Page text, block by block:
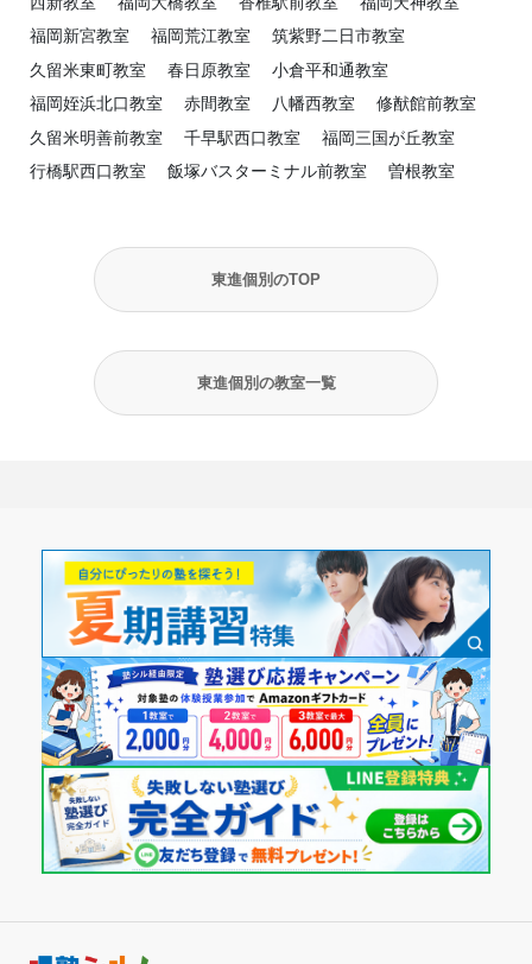
福岡新宮教室
福岡荒江教室
筑紫野二日市教室
久留米東町教室
春日原教室
小倉平和通教室
福岡姪浜北口教室
赤間教室 八幡西教室
修猷館前教室
久留米明善前教室
千早駅西口教室
福岡三国が丘教室
行橋駅西口教室
飯塚バスターミナル前教室 曽根教室
東進個別のTOP
東進個別の教室一覧